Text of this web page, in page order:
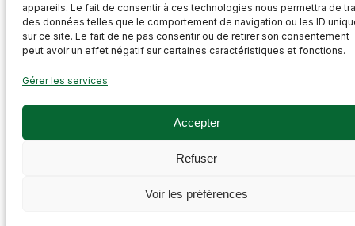
appareils. Le fait de consentir à ces technologies nous permettra de
des données telles que le comportement de navigation ou les ID
sur ce site. Le fait de ne pas consentir ou de retirer son consentement
peut avoir un effet négatif sur certaines caractéristiques et fonctions.
Gérer les services
Accepter
Refuser
Voir les préférences